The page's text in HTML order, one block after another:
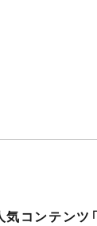
コンテンツ